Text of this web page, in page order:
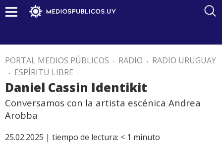
PORTAL MEDIOS PÚBLICOS . RADIO . RADIO URUGUAY
. ESPÍRITU LIBRE .
Daniel Cassin Identikit
Conversamos con la artista escénica Andrea
Arobba
25.02.2025 | tiempo de lectura: < 1 minuto